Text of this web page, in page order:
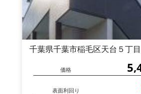
千葉県千葉市稲毛区天台５丁
価格
表面利回り